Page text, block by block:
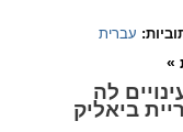
עברית
»
לה
ביאליק